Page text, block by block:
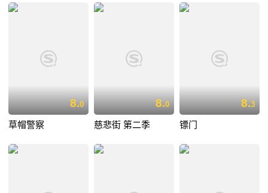
8.0
草帽警察
8.0
慈悲街 第二季
8.3
镖门